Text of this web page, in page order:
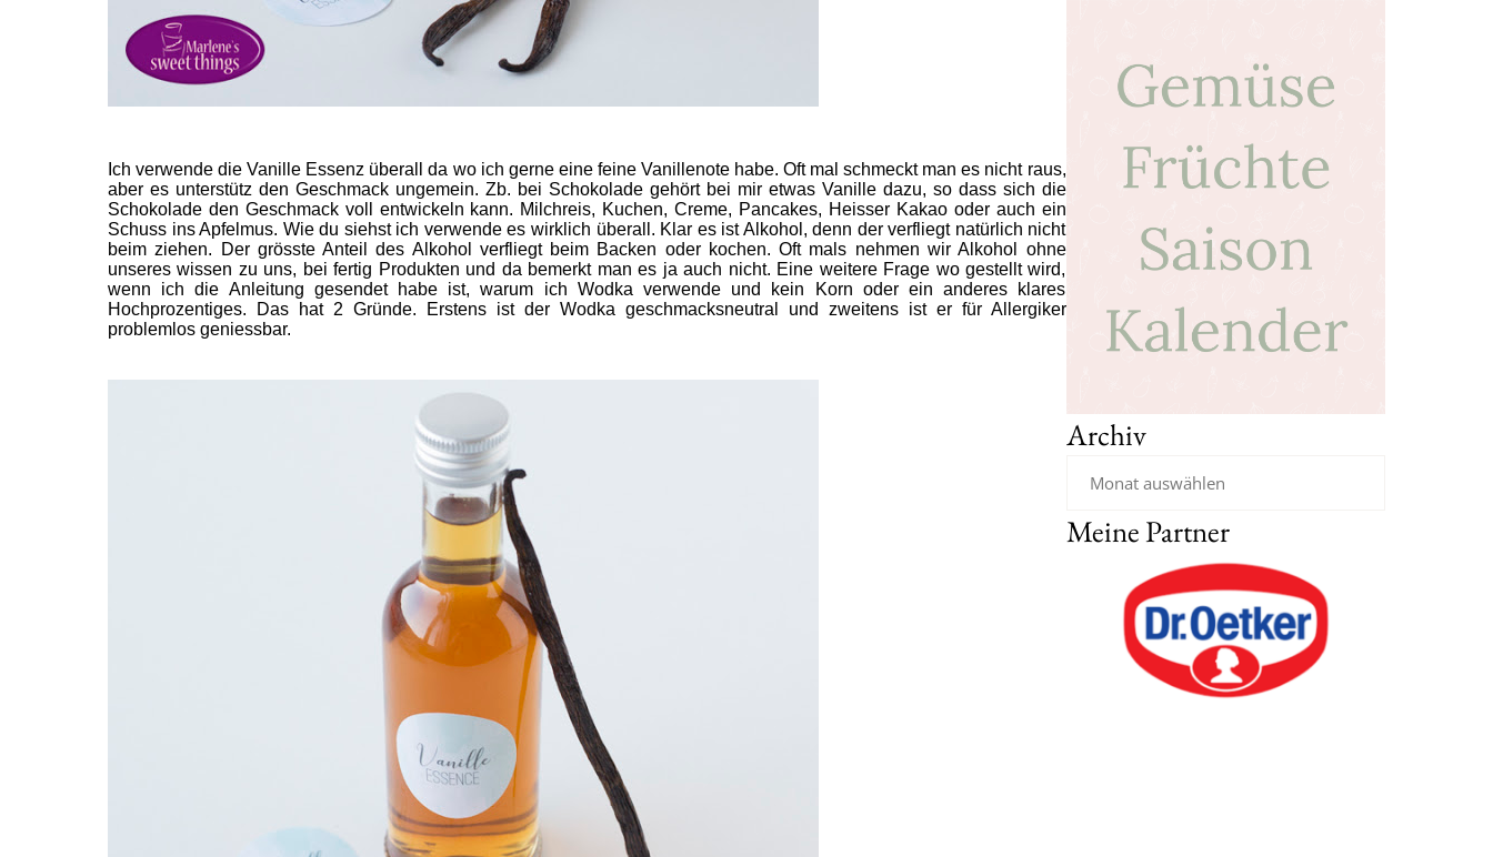
Ich verwende die Vanille Essenz überall da wo ich gerne eine feine Vanillenote habe. Oft mal schmeckt man es nicht raus,
aber es unterstütz den Geschmack ungemein. Zb. bei Schokolade gehört bei mir etwas Vanille dazu, so dass sich die
Schokolade den Geschmack voll entwickeln kann. Milchreis, Kuchen, Creme, Pancakes, Heisser Kakao oder auch ein
Schuss ins Apfelmus. Wie du siehst ich verwende es wirklich überall. Klar es ist Alkohol, denn der verfliegt natürlich nicht
beim ziehen. Der grösste Anteil des Alkohol verfliegt beim Backen oder kochen. Oft mals nehmen wir Alkohol ohne
unseres wissen zu uns, bei fertig Produkten und da bemerkt man es ja auch nicht. Eine weitere Frage wo gestellt wird,
wenn ich die Anleitung gesendet habe ist, warum ich Wodka verwende und kein Korn oder ein anderes klares
Hochprozentiges. Das hat 2 Gründe. Erstens ist der Wodka geschmacksneutral und zweitens ist er für Allergiker
problemlos geniessbar.
Archiv
Meine Partner